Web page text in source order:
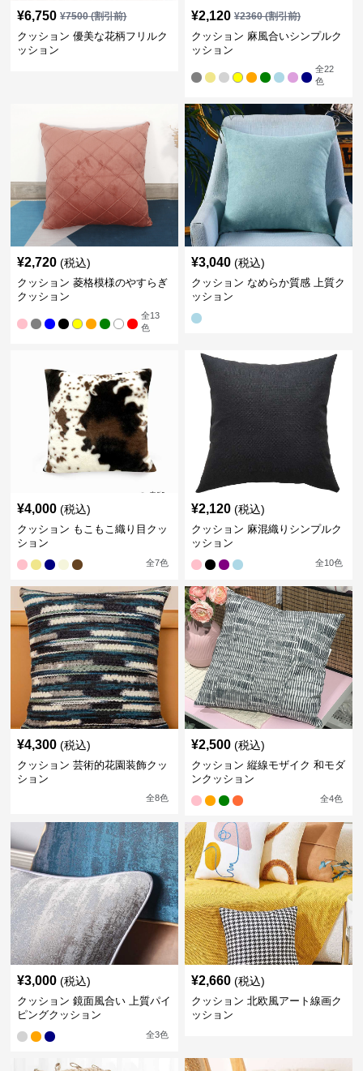
¥6,750 ¥7500(割引前)
クッション 優美な花柄フリルク
ッション
¥2,120 ¥2360(割引前)
クッション 麻風合いシンプルク
ッション
全22
色
¥2,720 (税込)
クッション 菱格模様のやすらぎ
クッション
全13
色
¥3,040 (税込)
クッション なめらか質感 上質ク
ッション
¥4,000 (税込)
クッション もこもこ織り目クッ
ション
全7色
¥2,120 (税込)
クッション 麻混織りシンプルク
ッション
全10色
¥4,300 (税込)
クッション 芸術的花園装飾クッ
ション
全8色
¥2,500 (税込)
クッション 縦線モザイク 和モダ
ンクッション
全4色
¥3,000 (税込)
クッション 鏡面風合い 上質パイ
ピングクッション
全3色
¥2,660 (税込)
クッション 北欧風アート線画ク
ッション